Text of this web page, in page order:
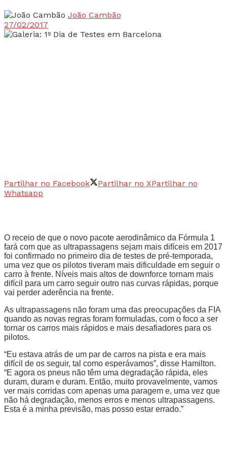
João Cambão
27/02/2017
Partilhar no Facebook Partilhar no XPartilhar no
Whatsapp
O receio de que o novo pacote aerodinâmico da Fórmula 1
fará com que as ultrapassagens sejam mais difíceis em 2017
foi confirmado no primeiro dia de testes de pré-temporada,
uma vez que os pilotos tiveram mais dificuldade em seguir o
carro à frente. Níveis mais altos de downforce tornam mais
difícil para um carro seguir outro nas curvas rápidas, porque
vai perder aderência na frente.
As ultrapassagens não foram uma das preocupações da FIA
quando as novas regras foram formuladas, com o foco a ser
tornar os carros mais rápidos e mais desafiadores para os
pilotos.
“Eu estava atrás de um par de carros na pista e era mais
difícil de os seguir, tal como esperávamos”, disse Hamilton.
“E agora os pneus não têm uma degradação rápida, eles
duram, duram e duram. Então, muito provavelmente, vamos
ver mais corridas com apenas uma paragem e, uma vez que
não há degradação, menos erros e menos ultrapassagens.
Esta é a minha previsão, mas posso estar errado.”